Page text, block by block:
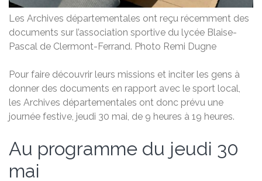
Les Archives départementales ont reçu récemment des
documents sur l’association sportive du lycée Blaise-
Pascal de Clermont-Ferrand. Photo Remi Dugne
Pour faire découvrir leurs missions et inciter les gens à
donner des documents en rapport avec le sport local,
les Archives départementales ont donc prévu une
journée festive, jeudi 30 mai, de 9 heures à 19 heures.
Au programme du jeudi 30
mai